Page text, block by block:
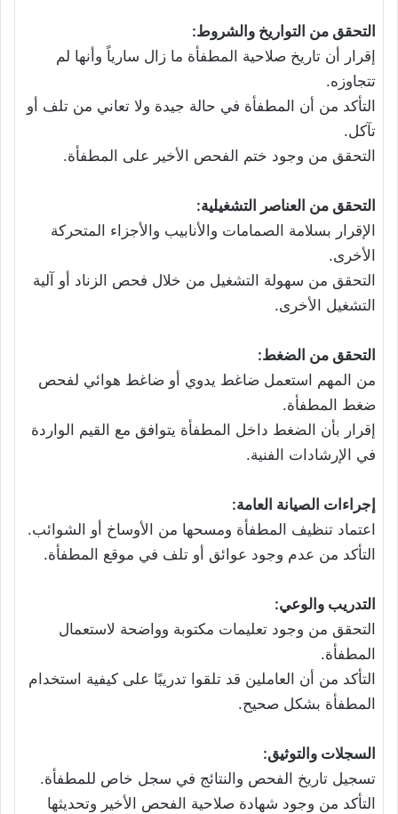
التحقق من التواريخ والشروط:
إقرار أن تاريخ صلاحية المطفأة ما زال سارياً وأنها لم
تتجاوزه.
التأكد من أن المطفأة في حالة جيدة ولا تعاني من تلف أو
تآكل.
التحقق من وجود ختم الفحص الأخير على المطفأة.
التحقق من العناصر التشغيلية:
الإقرار بسلامة الصمامات والأنابيب والأجزاء المتحركة
الأخرى.
التحقق من سهولة التشغيل من خلال فحص الزناد أو آلية
التشغيل الأخرى.
التحقق من الضغط:
من المهم استعمل ضاغط يدوي أو ضاغط هوائي لفحص
ضغط المطفأة.
إقرار بأن الضغط داخل المطفأة يتوافق مع القيم الواردة
في الإرشادات الفنية.
إجراءات الصيانة العامة:
اعتماد تنظيف المطفأة ومسحها من الأوساخ أو الشوائب.
التأكد من عدم وجود عوائق أو تلف في موقع المطفأة.
التدريب والوعي:
التحقق من وجود تعليمات مكتوبة وواضحة لاستعمال
المطفأة.
التأكد من أن العاملين قد تلقوا تدريبًا على كيفية استخدام
المطفأة بشكل صحيح.
السجلات والتوثيق:
تسجيل تاريخ الفحص والنتائج في سجل خاص للمطفأة.
التأكد من وجود شهادة صلاحية الفحص الأخير وتحديثها